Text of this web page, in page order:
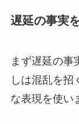
遅延の事実
まず遅延の事
しは混乱を招
な表現を使い